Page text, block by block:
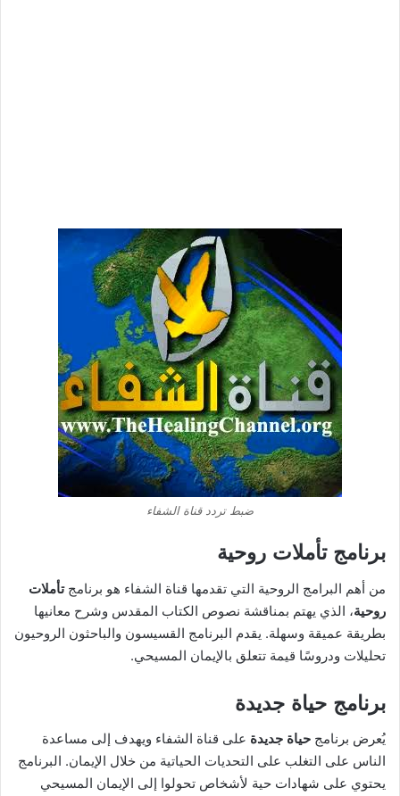
ضبط تردد قناة الشفاء
برنامج تأملات روحية
من أهم البرامج الروحية التي تقدمها قناة الشفاء هو برنامجتأملات
روحية، الذي يهتم بمناقشة نصوص الكتاب المقدس وشرح معانيها
بطريقة عميقة وسهلة. يقدم البرنامج القسيسون والباحثون الروحيون
تحليلات ودروسًا قيمة تتعلق بالإيمان المسيحي.
برنامج حياة جديدة
يُعرض برنامج حياة جديدة على قناة الشفاء ويهدف إلى مساعدة
الناس على التغلب على التحديات الحياتية من خلال الإيمان. البرنامج
يحتوي على شهادات حية لأشخاص تحولوا إلى الإيمان المسيحي